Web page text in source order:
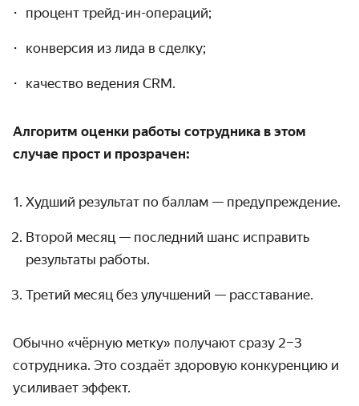
процент трейд-ин-операций;
конверсия из лида в сделку;
качество ведения CRM.
Алгоритм оценки работы сотрудника в этом
случае прост и прозрачен:
Худший результат по баллам — предупреждение.
Второй месяц — последний шанс исправить
результаты работы.
Третий месяц без улучшений — расставание.
Обычно «чёрную метку» получают сразу 2–3
сотрудника. Это создаёт здоровую конкуренцию и
усиливает эффект.